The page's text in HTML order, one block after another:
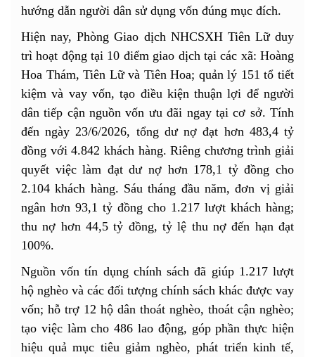
hướng dẫn người dân sử dụng vốn đúng mục đích.
Hiện nay, Phòng Giao dịch NHCSXH Tiên Lữ duy
trì hoạt động tại 10 điểm giao dịch tại các xã: Hoàng
Hoa Thám, Tiên Lữ và Tiên Hoa; quản lý 151 tổ tiết
kiệm và vay vốn, tạo điều kiện thuận lợi để người
dân tiếp cận nguồn vốn ưu đãi ngay tại cơ sở. Tính
đến ngày 23/6/2026, tổng dư nợ đạt hơn 483,4 tỷ
đồng với 4.842 khách hàng. Riêng chương trình giải
quyết việc làm đạt dư nợ hơn 178,1 tỷ đồng cho
2.104 khách hàng. Sáu tháng đầu năm, đơn vị giải
ngân hơn 93,1 tỷ đồng cho 1.217 lượt khách hàng;
thu nợ hơn 44,5 tỷ đồng, tỷ lệ thu nợ đến hạn đạt
100%.
Nguồn vốn tín dụng chính sách đã giúp 1.217 lượt
hộ nghèo và các đối tượng chính sách khác được vay
vốn; hỗ trợ 12 hộ dân thoát nghèo, thoát cận nghèo;
tạo việc làm cho 486 lao động, góp phần thực hiện
hiệu quả mục tiêu giảm nghèo, phát triển kinh tế,